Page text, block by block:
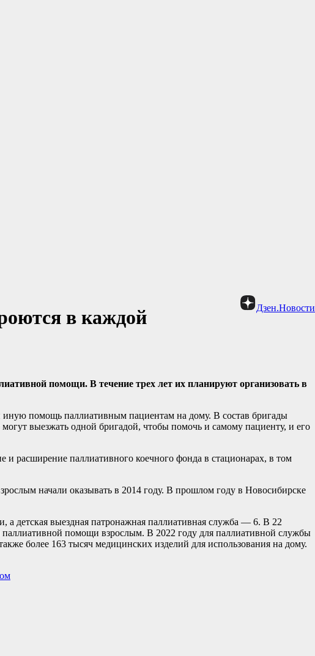
Дзен.Новости
в каждой
помощи. В течение трех лет их планируют организовать в
иную помощь паллиативным пациентам на дому. В состав бригады
выезжать одной бригадой, чтобы помочь и самому пациенту, и его
расширение паллиативного коечного фонда в стационарах, в том
начали оказывать в 2014 году. В прошлом году в Новосибирске
а детская выездная патронажная паллиативная служба — 6. В 22
помощи взрослым. В 2022 году для паллиативной службы
более 163 тысяч медицинских изделий для использования на дому.